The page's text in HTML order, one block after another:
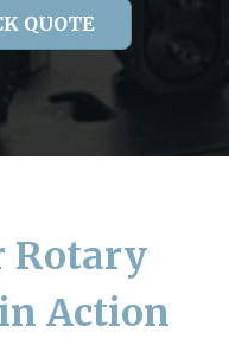
QUOTE
Rotary
Action